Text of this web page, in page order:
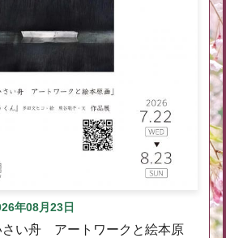
年08月23日
さい舟 アートワークと絵本原